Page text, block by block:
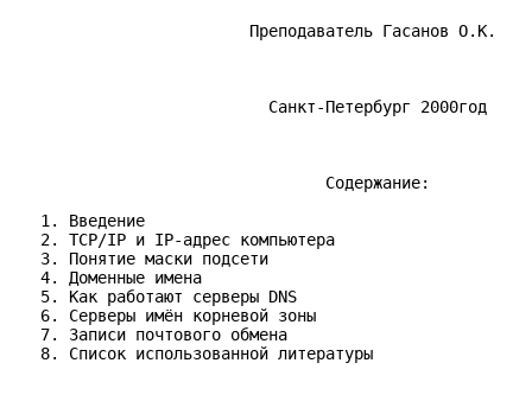
                         Преподаватель Гасанов О.К.
                           Санкт-Петербург 2000год
                                 Содержание:
   1. Введение
   2. TCP/IP и IP-адрес компьютера
   3. Понятие маски подсети
   4. Доменные имена
   5. Как работают серверы DNS
   6. Серверы имён корневой зоны
   7. Записи почтового обмена
   8. Cписок использованной литературы